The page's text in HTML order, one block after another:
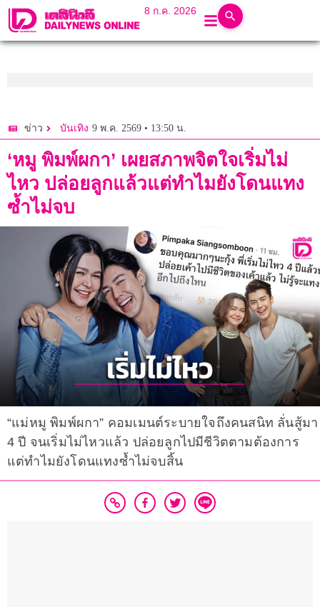
8 ก.ค. 2026
ข่าว บันเทิง 9 พ.ค. 2569 • 13:50 น.
‘หมู พิมพ์ผกา’ เผยสภาพจิตใจเริ่มไม่
ไหว ปล่อยลูกแล้วแต่ทำไมยังโดนแทง
ซ้ำไม่จบ
“แม่หมู พิมพ์ผกา” คอมเมนต์ระบายใจถึงคนสนิท ลั่นสู้มา
4 ปี จนเริ่มไม่ไหวแล้ว ปล่อยลูกไปมีชีวิตตามต้องการ
แต่ทำไมยังโดนแทงซ้ำไม่จบสิ้น